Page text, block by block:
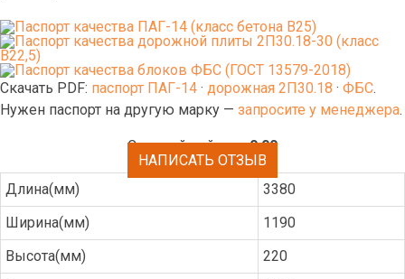
Скачать PDF: паспорт ПАГ-14 · дорожная 2П30.18 · ФБС.
Нужен паспорт на другую марку — запросите у менеджера.
Средний рейтинг:0.00
НАПИСАТЬ ОТЗЫВ
Длина(мм)
3380
Ширина(мм)
1190
Высота(мм)
220